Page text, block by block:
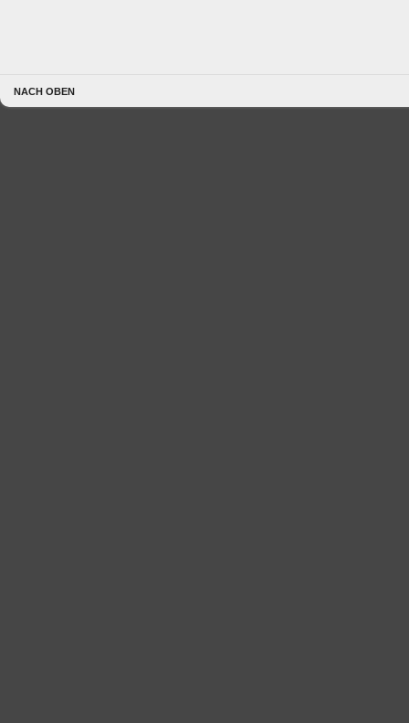
NACH OBEN